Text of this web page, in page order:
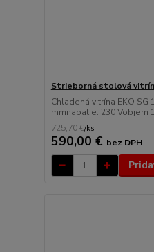
Strieborná stolová
Chladená vitrína EKO SG
mmnapätie: 230 Vobjem
725,70 €/ks
590,00 € bez DPH